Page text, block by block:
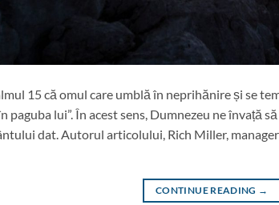
15 că omul care umblă în neprihănire și se
paguba lui”. În acest sens, Dumnezeu ne învață
dat. Autorul articolului, Rich Miller,
CONTINUE READING →